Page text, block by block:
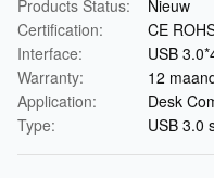
Products Status:
Nieuw
Certification:
CE
Interface:
USB
Warranty:
12
Application:
Desk
Type:
USB 3.0